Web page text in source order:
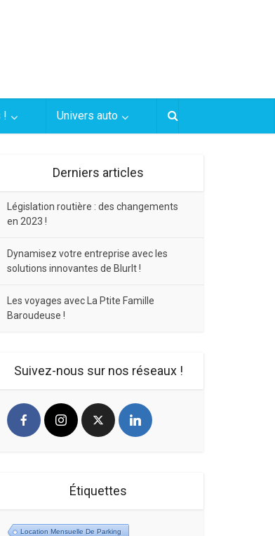
! Univers auto
Derniers articles
Législation routière : des changements
en 2023 !
Dynamisez votre entreprise avec les
solutions innovantes de BlurIt !
Les voyages avec La Ptite Famille
Baroudeuse !
Suivez-nous sur nos réseaux !
Étiquettes
Location Mensuelle De Parking